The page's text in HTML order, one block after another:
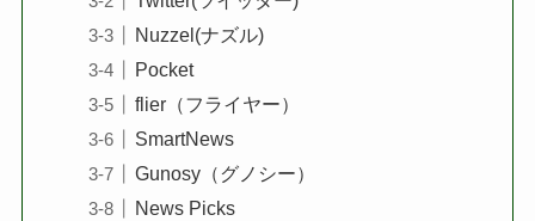
Nuzzel(ナズル)
Pocket
flier（フライヤー）
SmartNews
Gunosy（グノシー）
News Picks